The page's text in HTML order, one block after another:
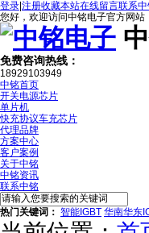
登录 注册收藏本站在线留言联系中
您好，欢迎访问中铭电子官方网站
免费咨询热线：
18929103949
中铭首页
开关电源芯片
单片机
快充协议车充芯片
代理品牌
方案中心
客户案例
关于中铭
中铭资讯
联系中铭
热门关键词： 智能IGBT 华南华东